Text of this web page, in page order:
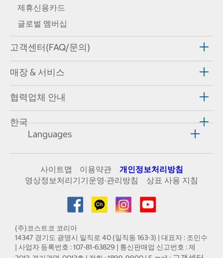
제휴신용카드
글로벌 멤버십
고객센터(FAQ/문의)
매장 & 서비스
협력업체 안내
한국
Languages
사이트맵 이용약관
개인정보처리방침
영상정보처리기기운영·관리방침
상표 사용 지침
(주)코스트코 코리아
14347 경기도 광명시 일직로 40 (일직동 163-3) | 대표자 : 조민수
| 사업자 등록번호 : 107-81-63829 | 통신판매업 신고번호 : 제